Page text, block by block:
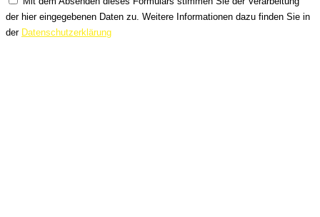
der hier eingegebenen Daten zu. Weitere Informationen dazu finden Sie in
der Datenschutzerklärung